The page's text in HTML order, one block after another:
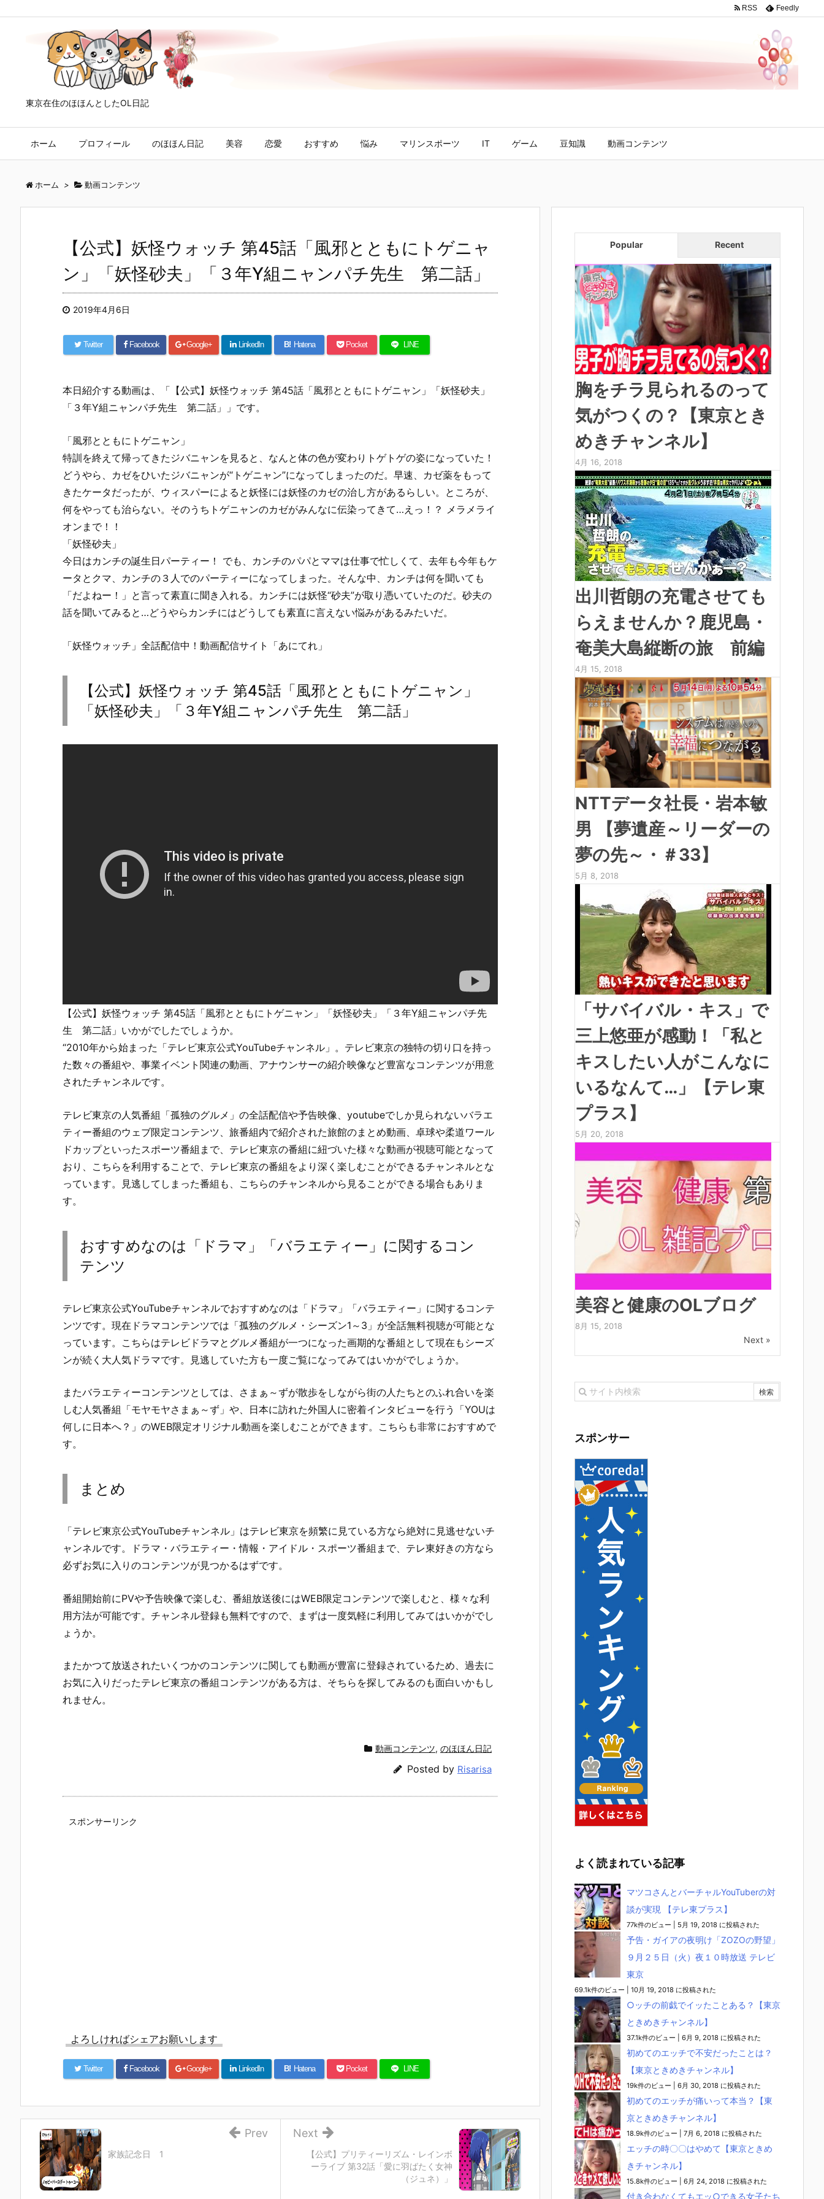
東京在住のほほんとしたOL日記
ホーム プロフィール のほほん日記 美容 恋愛 おすすめ 悩み マリンスポーツ IT ゲーム 豆知識 動画コンテンツ
RSS Feedly
ホーム > 動画コンテンツ
【公式】妖怪ウォッチ 第45話「風邪とともにトゲニャ
ン」「妖怪砂夫」「３年Y組ニャンパチ先生 第二話」
2019年4月6日
Twitter Facebook Google+ LinkedIn B! Hatena Pocket LINE
本日紹介する動画は、「【公式】妖怪ウォッチ 第45話「風邪とともにトゲニャン」「妖怪砂夫」
「３年Y組ニャンパチ先生 第二話」」です。
「風邪とともにトゲニャン」
特訓を終えて帰ってきたジバニャンを見ると、なんと体の色が変わりトゲトゲの姿になっていた！
どうやら、カゼをひいたジバニャンが“トゲニャン”になってしまったのだ。早速、カゼ薬をもって
きたケータだったが、ウィスパーによると妖怪には妖怪のカゼの治し方があるらしい。ところが、
何をやっても治らない。そのうちトゲニャンのカゼがみんなに伝染ってきて…えっ！？ メラメライ
オンまで！！
「妖怪砂夫」
今日はカンチの誕生日パーティー！ でも、カンチのパパとママは仕事で忙しくて、去年も今年もケ
ータとクマ、カンチの３人でのパーティーになってしまった。そんな中、カンチは何を聞いても
「だよねー！」と言って素直に聞き入れる。カンチには妖怪“砂夫”が取り憑いていたのだ。砂夫の
話を聞いてみると…どうやらカンチにはどうしても素直に言えない悩みがあるみたいだ。
「妖怪ウォッチ」全話配信中！動画配信サイト「あにてれ」
【公式】妖怪ウォッチ 第45話「風邪とともにトゲニャン」
「妖怪砂夫」「３年Y組ニャンパチ先生 第二話」
【公式】妖怪ウォッチ 第45話「風邪とともにトゲニャン」「妖怪砂夫」「３年Y組ニャンパチ先
生 第二話」いかがでしたでしょうか。
“2010年から始まった「テレビ東京公式YouTubeチャンネル」。テレビ東京の独特の切り口を持っ
た数々の番組や、事業イベント関連の動画、アナウンサーの紹介映像など豊富なコンテンツが用意
されたチャンネルです。
テレビ東京の人気番組「孤独のグルメ」の全話配信や予告映像、youtubeでしか見られないバラエ
ティー番組のウェブ限定コンテンツ、旅番組内で紹介された旅館のまとめ動画、卓球や柔道ワール
ドカップといったスポーツ番組まで、テレビ東京の番組に紐づいた様々な動画が視聴可能となって
おり、こちらを利用することで、テレビ東京の番組をより深く楽しむことができるチャンネルとな
っています。見逃してしまった番組も、こちらのチャンネルから見ることができる場合もありま
す。
おすすめなのは「ドラマ」「バラエティー」に関するコン
テンツ
テレビ東京公式YouTubeチャンネルでおすすめなのは「ドラマ」「バラエティー」に関するコンテ
ンツです。現在ドラマコンテンツでは「孤独のグルメ・シーズン1～3」が全話無料視聴が可能とな
っています。こちらはテレビドラマとグルメ番組が一つになった画期的な番組として現在もシーズ
ンが続く大人気ドラマです。見逃していた方も一度ご覧になってみてはいかがでしょうか。
またバラエティーコンテンツとしては、さまぁ～ずが散歩をしながら街の人たちとのふれ合いを楽
しむ人気番組「モヤモヤさまぁ～ず」や、日本に訪れた外国人に密着インタビューを行う「YOUは
何しに日本へ？」のWEB限定オリジナル動画を楽しむことができます。こちらも非常におすすめで
す。
まとめ
「テレビ東京公式YouTubeチャンネル」はテレビ東京を頻繁に見ている方なら絶対に見逃せないチ
ャンネルです。ドラマ・バラエティー・情報・アイドル・スポーツ番組まで、テレ東好きの方なら
必ずお気に入りのコンテンツが見つかるはずです。
番組開始前にPVや予告映像で楽しむ、番組放送後にはWEB限定コンテンツで楽しむと、様々な利
用方法が可能です。チャンネル登録も無料ですので、まずは一度気軽に利用してみてはいかがでし
ょうか。
またかつて放送されたいくつかのコンテンツに関しても動画が豊富に登録されているため、過去に
お気に入りだったテレビ東京の番組コンテンツがある方は、そちらを探してみるのも面白いかもし
れません。
動画コンテンツ, のほほん日記
Posted by Risarisa
スポンサーリンク
よろしければシェアお願いします
Twitter Facebook Google+ LinkedIn B! Hatena Pocket LINE
【公式】プリティーリズム・レインボ
ーライブ 第32話「愛に羽ばたく女神
（ジュネ）」
Next
家族記念日 1
Prev
Popular Recent
胸をチラ見られるのって
気がつくの？【東京とき
めきチャンネル】
4月 16, 2018
出川哲朗の充電させても
らえませんか？鹿児島・
奄美大島縦断の旅 前編
4月 15, 2018
NTTデータ社長・岩本敏
男 【夢遺産～リーダーの
夢の先～・＃33】
5月 8, 2018
「サバイバル・キス」で
三上悠亜が感動！「私と
キスしたい人がこんなに
いるなんて…」【テレ東
プラス】
5月 20, 2018
美容と健康のOLブログ
8月 15, 2018
Next »
スポンサー
よく読まれている記事
マツコさんとバーチャルYouTuberの対
談が実現 【テレ東プラス】
77k件のビュー 5月 19, 2018 に投稿された
予告・ガイアの夜明け「ZOZOの野望」
９月２５日（火）夜１０時放送 テレビ
東京
69.1k件のビュー 10月 19, 2018 に投稿された
○ッチの前戯でイッたことある？【東京
ときめきチャンネル】
37.1k件のビュー 6月 9, 2018 に投稿された
初めてのエッチで不安だったことは？
【東京ときめきチャンネル】
19k件のビュー 6月 30, 2018 に投稿された
初めてのエッチが痛いって本当？【東
京ときめきチャンネル】
18.9k件のビュー 7月 6, 2018 に投稿された
エッチの時〇〇はやめて【東京ときめ
きチャンネル】
15.8k件のビュー 6月 24, 2018 に投稿された
付き合わなくてもエッ○できる女子たち